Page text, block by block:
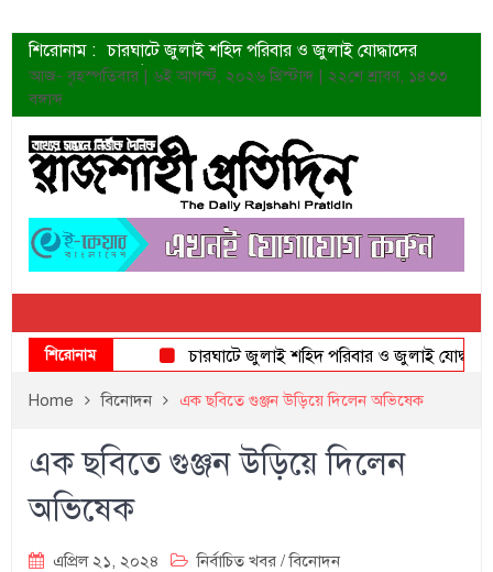
শিরোনাম : চারঘাটে জুলাই শহিদ পরিবার ও জুলাই যোদ্ধাদের
সংবর্ধনা
ত্বক ভালো রাখতে যে ৫ কাজ করবেন
জুলাই স্মৃতি জাদুঘরের দুয়ার খুলেছে উদ্বোধন করলেন
প্রধানমন্ত্রী
শাহরুখের নতুন সিনেমার লুক
কোয়ার্টার ফাইনালে নেইমারের দুর্দান্ত অ্যাসিস্টে সান্তোস
ডেনিস লিয়ামিন রাশিয়ার ড্রোন বাহিনীর প্রধান হলেন
জুলাই শহিদদের আত্মত্যাগ জাতি চিরকাল শ্রদ্ধার সাথে
স্মরণ করবে: ভূমিমন্ত্রী
আজ- বৃহস্পতিবার | ৬ই আগস্ট, ২০২৬ খ্রিস্টাব্দ | ২২শে শ্রাবণ, ১৪৩৩
বঙ্গাব্দ
শিরোনাম চারঘাটে জুলাই শহিদ পরিবার ও জুলাই যোদ্ধাদের
Home বিনোদন এক ছবিতে গুঞ্জন উড়িয়ে দিলেন অভিষেক
এক ছবিতে গুঞ্জন উড়িয়ে দিলেন
অভিষেক
এপ্রিল ২১, ২০২৪ নির্বাচিত খবর /বিনোদন